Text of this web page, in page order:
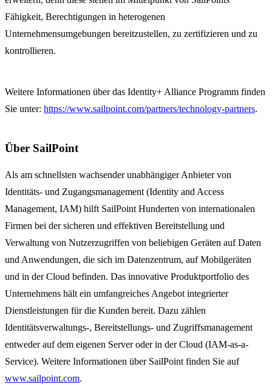
Fähigkeit, Berechtigungen in heterogenen
Unternehmensumgebungen bereitzustellen, zu zertifizieren und zu
kontrollieren.
Weitere Informationen über das Identity+ Alliance Programm finden
Sie unter: https://www.sailpoint.com/partners/technology-partners.
Über SailPoint
Als am schnellsten wachsender unabhängiger Anbieter von
Identitäts- und Zugangsmanagement (Identity and Access
Management, IAM) hilft SailPoint Hunderten von internationalen
Firmen bei der sicheren und effektiven Bereitstellung und
Verwaltung von Nutzerzugriffen von beliebigen Geräten auf Daten
und Anwendungen, die sich im Datenzentrum, auf Mobilgeräten
und in der Cloud befinden. Das innovative Produktportfolio des
Unternehmens hält ein umfangreiches Angebot integrierter
Dienstleistungen für die Kunden bereit. Dazu zählen
Identitätsverwaltungs-, Bereitstellungs- und Zugriffsmanagement
entweder auf dem eigenen Server oder in der Cloud (IAM-as-a-
Service). Weitere Informationen über SailPoint finden Sie auf
www.sailpoint.com.